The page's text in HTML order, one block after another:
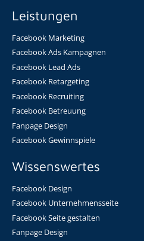
Leistungen
Facebook Marketing
Facebook Ads Kampagnen
Facebook Lead Ads
Facebook Retargeting
Facebook Recruiting
Facebook Betreuung
Fanpage Design
Facebook Gewinnspiele
Wissenswertes
Facebook Design
Facebook Unternehmensseite
Facebook Seite gestalten
Fanpage Design